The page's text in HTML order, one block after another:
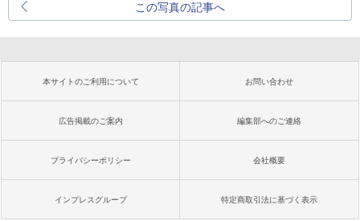
この写真の記事へ
本サイトのご利用について お問い合わせ
広告掲載のご案内 編集部へのご連絡
プライバシーポリシー 会社概要
インプレスグループ 特定商取引法に基づく表示